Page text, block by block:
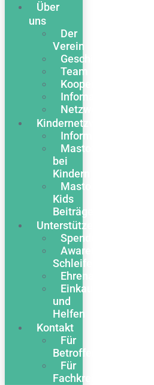
Über
uns
Der
Verein
Geschichte
Team
Kooperationen
Infomaterial
Netzwerk
Kindernetzwerk
Informationen
Mastozytose
bei
Kindern
Masto
Kids
Beiträge
Unterstützen
Spenden
Awareness
Schleife
Ehrenamt
Einkaufen
und
Helfen
Kontakt
Für
Betroffene
Für
Fachkreise